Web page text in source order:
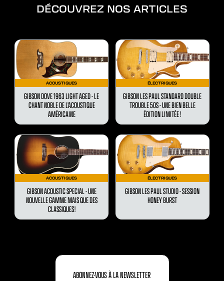
DÉCOUVREZ NOS ARTICLES
ACOUSTIQUES
GIBSON DOVE 1963 LIGHT AGED - LE
CHANT NOBLE DE L’ACOUSTIQUE
AMÉRICAINE
ÉLECTRIQUES
GIBSON LES PAUL STANDARD DOUBLE
TROUBLE 50S - UNE BIEN BELLE
ÉDITION LIMITÉE !
ACOUSTIQUES
GIBSON ACOUSTIC SPECIAL - UNE
NOUVELLE GAMME MAIS QUE DES
CLASSIQUES !
ÉLECTRIQUES
GIBSON LES PAUL STUDIO - SESSION
HONEY BURST
ABONNEZ-VOUS À LA NEWSLETTER